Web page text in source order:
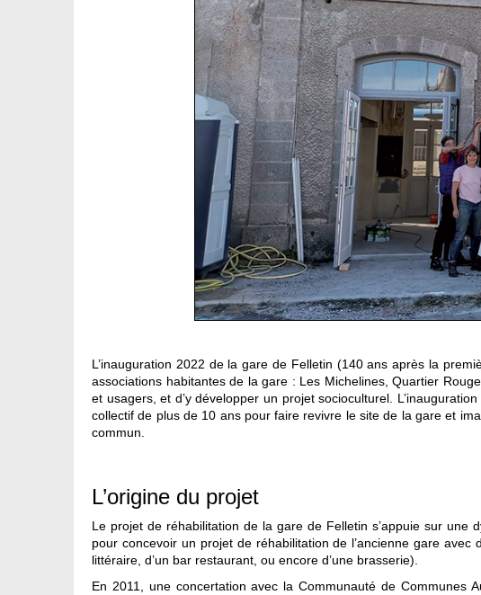
L’inauguration 2022 de la gare de Felletin (140 ans après la
associations habitantes de la gare : Les Michelines, Quartier
et usagers, et d’y développer un projet socioculturel.
collectif de plus de 10 ans pour faire revivre le site de la gare et
commun.
L’origine du projet
Le projet de réhabilitation de la gare de Felletin s’appuie sur
pour concevoir un projet de réhabilitation de l’ancienne gare
littéraire, d’un bar restaurant, ou encore d’une brasserie).
En 2011, une concertation avec la Communauté de Communes